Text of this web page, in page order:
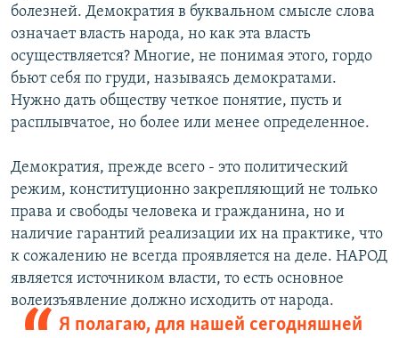
болезней. Демократия в буквальном смысле слова
означает власть народа, но как эта власть
осуществляется? Многие, не понимая этого, гордо
бьют себя по груди, называясь демократами.
Нужно дать обществу четкое понятие, пусть и
расплывчатое, но более или менее определенное.
Демократия, прежде всего - это политический
режим, конституционно закрепляющий не только
права и свободы человека и гражданина, но и
наличие гарантий реализации их на практике, что
к сожалению не всегда проявляется на деле. НАРОД
является источником власти, то есть основное
волеизъявление должно исходить от народа.
Я полагаю, для нашей сегодняшней